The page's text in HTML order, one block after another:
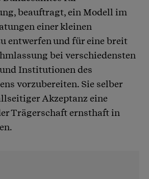
beauftragt, ein Modell im
einer kleinen
entwerfen und für eine breit
bei verschiedensten
Institutionen des
vorzubereiten. Sie selber
Akzeptanz eine
Trägerschaft ernsthaft in